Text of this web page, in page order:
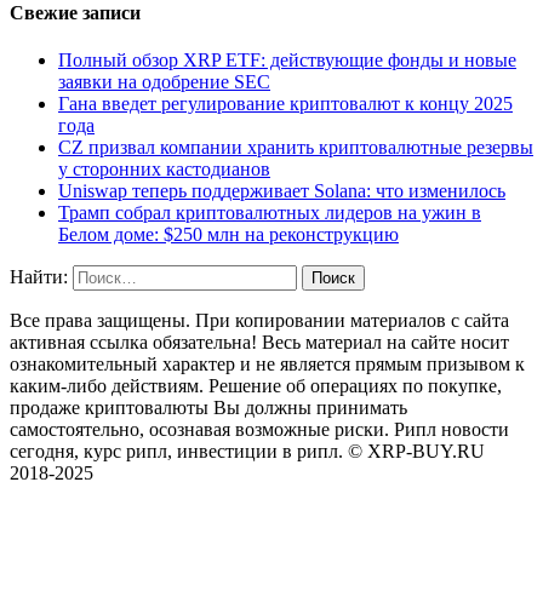
Свежие записи
Полный обзор XRP ETF: действующие фонды и новые
заявки на одобрение SEC
Гана введет регулирование криптовалют к концу 2025
года
CZ призвал компании хранить криптовалютные резервы
у сторонних кастодианов
Uniswap теперь поддерживает Solana: что изменилось
Трамп собрал криптовалютных лидеров на ужин в
Белом доме: $250 млн на реконструкцию
Найти:
Все права защищены. При копировании материалов с сайта
активная ссылка обязательна! Весь материал на сайте носит
ознакомительный характер и не является прямым призывом к
каким-либо действиям. Решение об операциях по покупке,
продаже криптовалюты Вы должны принимать
самостоятельно, осознавая возможные риски. Рипл новости
сегодня, курс рипл, инвестиции в рипл. © XRP-BUY.RU
2018-2025